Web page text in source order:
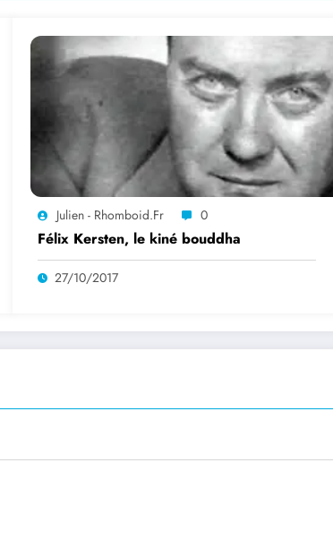
Julien - Rhomboid.fr 0
Félix Kersten, le kiné bouddha
27/10/2017